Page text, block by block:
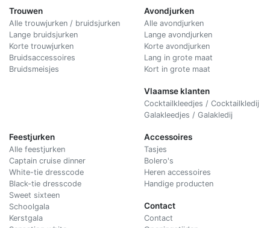
Trouwen
Alle trouwjurken / bruidsjurken
Lange bruidsjurken
Korte trouwjurken
Bruidsaccessoires
Bruidsmeisjes
Avondjurken
Alle avondjurken
Lange avondjurken
Korte avondjurken
Lang in grote maat
Kort in grote maat
Vlaamse klanten
Cocktailkleedjes / Cocktailkledij
Galakleedjes / Galakledij
Feestjurken
Alle feestjurken
Captain cruise dinner
White-tie dresscode
Black-tie dresscode
Sweet sixteen
Schoolgala
Kerstgala
Accessoires
Tasjes
Bolero's
Heren accessoires
Handige producten
Contact
Contact